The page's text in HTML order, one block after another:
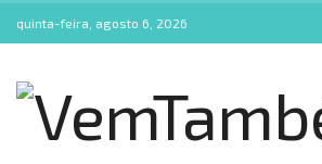
quinta-feira, agosto 6, 2026